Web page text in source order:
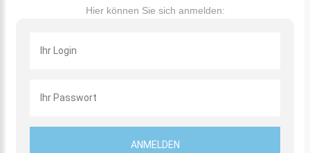
Hier können Sie sich anmelden: